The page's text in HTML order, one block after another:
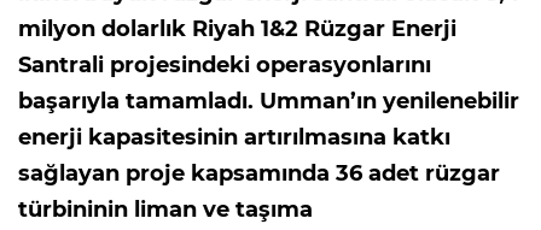
milyon dolarlık Riyah 1&2 Rüzgar Enerji
Santrali projesindeki operasyonlarını
başarıyla tamamladı. Umman’ın yenilenebilir
enerji kapasitesinin artırılmasına katkı
sağlayan proje kapsamında 36 adet rüzgar
türbininin liman ve taşıma